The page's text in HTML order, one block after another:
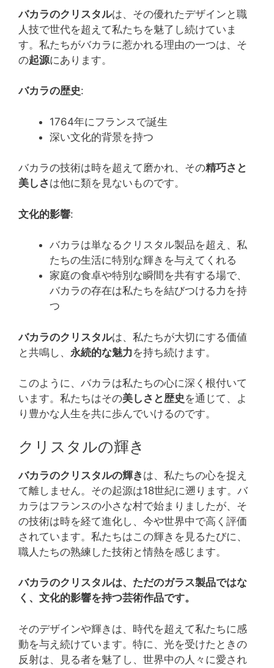
バカラのクリスタルは、その優れたデザインと職
人技で世代を超えて私たちを魅了し続けていま
す。私たちがバカラに惹かれる理由の一つは、そ
の起源にあります。
バカラの歴史:
1764年にフランスで誕生
深い文化的背景を持つ
バカラの技術は時を超えて磨かれ、その精巧さと
美しさ は他に類を見ないものです。
文化的影響:
バカラは単なるクリスタル製品を超え、私
たちの生活に特別な輝きを与えてくれる
家庭の食卓や特別な瞬間を共有する場で、
バカラの存在は私たちを結びつける力を持
つ
バカラのクリスタルは、私たちが大切にする価値
と共鳴し、 永続的な魅力 を持ち続けます。
このように、バカラは私たちの心に深く根付いて
います。私たちはその美しさと歴史 を通じて、よ
り豊かな人生を共に歩んでいけるのです。
クリスタルの輝き
バカラのクリスタルの輝き は、私たちの心を捉え
て離しません。その起源は18世紀に遡ります。バ
カラはフランスの小さな村で始まりましたが、そ
の技術は時を経て進化し、今や世界中で高く評価
されています。私たちはこの輝きを見るたびに、
職人たちの熟練した技術と情熱を感じます。
バカラのクリスタルは、ただのガラス製品ではな
く、文化的影響を持つ芸術作品です。
そのデザインや輝きは、時代を超えて私たちに感
動を与え続けています。特に、光を受けたときの
反射は、見る者を魅了し、世界中の人々に愛され